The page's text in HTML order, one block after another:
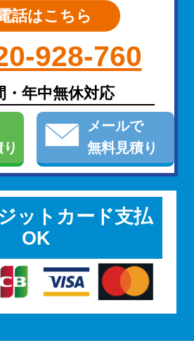
話はこちら
928-760
・年中無休対応
メールで
無料見積り
ットカード支払
OK